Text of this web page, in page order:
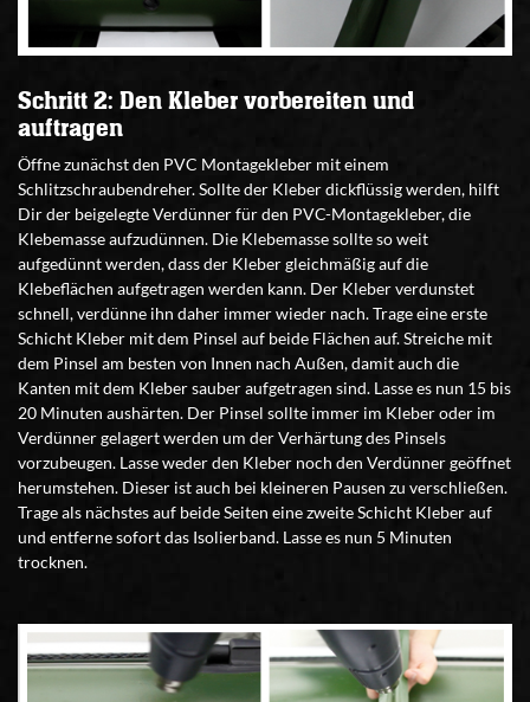
Schritt 2: Den Kleber vorbereiten und
auftragen
Öffne zunächst den PVC Montagekleber mit einem
Schlitzschraubendreher. Sollte der Kleber dickflüssig werden, hilft
Dir der beigelegte Verdünner für den PVC-Montagekleber, die
Klebemasse aufzudünnen. Die Klebemasse sollte so weit
aufgedünnt werden, dass der Kleber gleichmäßig auf die
Klebeflächen aufgetragen werden kann. Der Kleber verdunstet
schnell, verdünne ihn daher immer wieder nach. Trage eine erste
Schicht Kleber mit dem Pinsel auf beide Flächen auf. Streiche mit
dem Pinsel am besten von Innen nach Außen, damit auch die
Kanten mit dem Kleber sauber aufgetragen sind. Lasse es nun 15 bis
20 Minuten aushärten. Der Pinsel sollte immer im Kleber oder im
Verdünner gelagert werden um der Verhärtung des Pinsels
vorzubeugen. Lasse weder den Kleber noch den Verdünner geöffnet
herumstehen. Dieser ist auch bei kleineren Pausen zu verschließen.
Trage als nächstes auf beide Seiten eine zweite Schicht Kleber auf
und entferne sofort das Isolierband. Lasse es nun 5 Minuten
trocknen.